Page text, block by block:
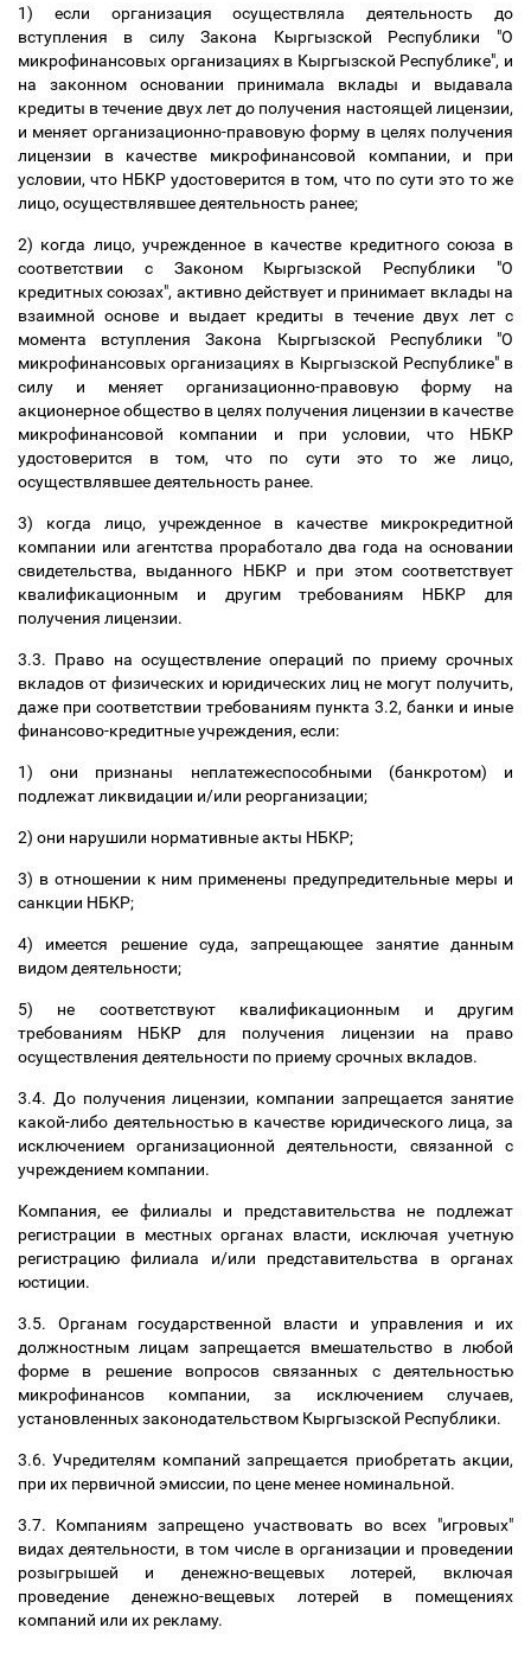
1) если организация осуществляла деятельность до
вступления в силу Закона Кыргызской Республики "О
микрофинансовых организациях в Кыргызской Республике", и
на законном основании принимала вклады и выдавала
кредиты в течение двух лет до получения настоящей лицензии,
и меняет организационно-правовую форму в целях получения
лицензии в качестве микрофинансовой компании, и при
условии, что НБКР удостоверится в том, что по сути это то же
лицо, осуществлявшее деятельность ранее;
2) когда лицо, учрежденное в качестве кредитного союза в
соответствии с Законом Кыргызской Республики "О
кредитных союзах", активно действует и принимает вклады на
взаимной основе и выдает кредиты в течение двух лет с
момента вступления Закона Кыргызской Республики "О
микрофинансовых организациях в Кыргызской Республике" в
силу и меняет организационно-правовую форму на
акционерное общество в целях получения лицензии в качестве
микрофинансовой компании и при условии, что НБКР
удостоверится в том, что по сути это то же лицо,
осуществлявшее деятельность ранее.
3) когда лицо, учрежденное в качестве микрокредитной
компании или агентства проработало два года на основании
свидетельства, выданного НБКР и при этом соответствует
квалификационным и другим требованиям НБКР для
получения лицензии.
3.3. Право на осуществление операций по приему срочных
вкладов от физических и юридических лиц не могут получить,
даже при соответствии требованиям пункта 3.2, банки и иные
финансово-кредитные учреждения, если:
1) они признаны неплатежеспособными (банкротом) и
подлежат ликвидации и/или реорганизации;
2) они нарушили нормативные акты НБКР;
3) в отношении к ним применены предупредительные меры и
санкции НБКР;
4) имеется решение суда, запрещающее занятие данным
видом деятельности;
5) не соответствуют квалификационным и другим
требованиям НБКР для получения лицензии на право
осуществления деятельности по приему срочных вкладов.
3.4. До получения лицензии, компании запрещается занятие
какой-либо деятельностью в качестве юридического лица, за
исключением организационной деятельности, связанной с
учреждением компании.
Компания, ее филиалы и представительства не подлежат
регистрации в местных органах власти, исключая учетную
регистрацию филиала и/или представительства в органах
юстиции.
3.5. Органам государственной власти и управления и их
должностным лицам запрещается вмешательство в любой
форме в решение вопросов связанных с деятельностью
микрофинансов компании, за исключением случаев,
установленных законодательством Кыргызской Республики.
3.6. Учредителям компаний запрещается приобретать акции,
при их первичной эмиссии, по цене менее номинальной.
3.7. Компаниям запрещено участвовать во всех "игровых"
видах деятельности, в том числе в организации и проведении
розыгрышей и денежно-вещевых лотерей, включая
проведение денежно-вещевых лотерей в помещениях
компаний или их рекламу.